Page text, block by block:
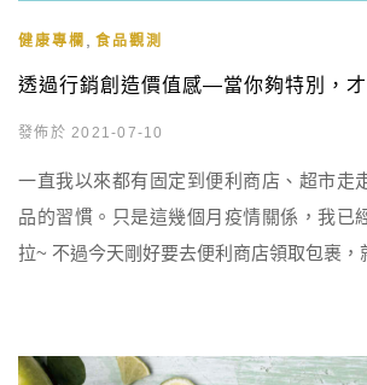
健康專欄 食品觀測
透過行銷創造價值感—當你夠特別，
發佈於 2021-07-10
一直我以來都有固定到便利商店、超市走
品的習慣。只是這幾個月疫情關係，我已
拉~ 不過今天剛好要去便利商店領取包裹，
他點心 但不管是什麼產品，看它的包裝設